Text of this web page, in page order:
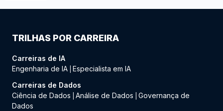
TRILHAS POR CARREIRA
Carreiras de IA
Engenharia de IA Especialista em IA
Carreiras de Dados
Ciência de Dados
Análise de Dados
Governança de
Dados